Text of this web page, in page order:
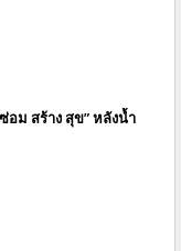
ม สร้าง สุข” หลังน้ำ